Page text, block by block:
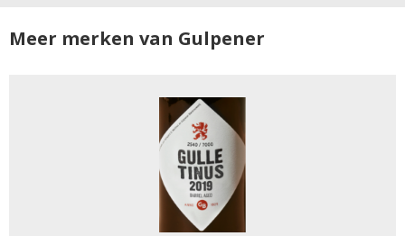
Meer merken van Gulpener